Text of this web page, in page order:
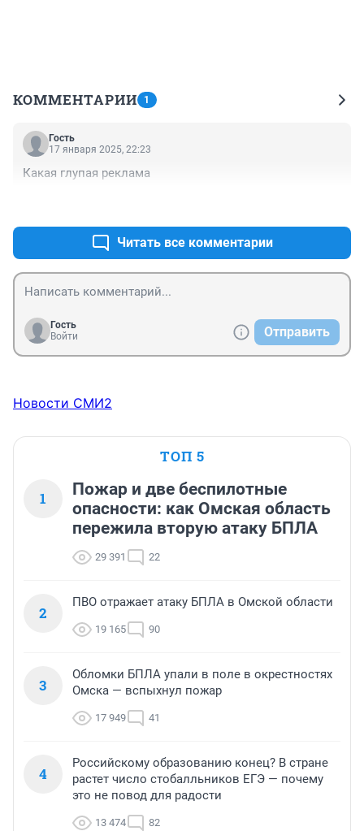
КОММЕНТАРИИ 1
Гость
17 января 2025, 22:23
Какая глупая реклама
Читать все комментарии
Гость
Войти
Отправить
Новости СМИ2
ТОП 5
1
Пожар и две беспилотные
опасности: как Омская область
пережила вторую атаку БПЛА
29 391 22
2
ПВО отражает атаку БПЛА в Омской области
19 165 90
3
Обломки БПЛА упали в поле в окрестностях
Омска — вспыхнул пожар
17 949 41
4
Российскому образованию конец? В стране
растет число стобалльников ЕГЭ — почему
это не повод для радости
13 474 82